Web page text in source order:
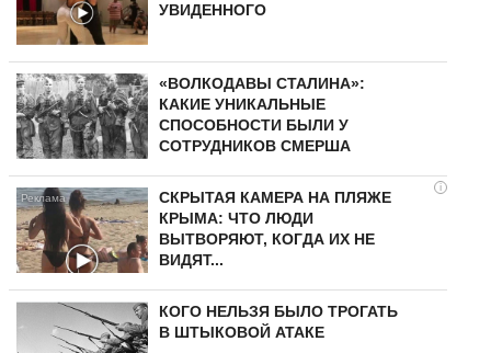
УВИДЕННОГО
«ВОЛКОДАВЫ СТАЛИНА»:
КАКИЕ УНИКАЛЬНЫЕ
СПОСОБНОСТИ БЫЛИ У
СОТРУДНИКОВ СМЕРША
i
СКРЫТАЯ КАМЕРА НА ПЛЯЖЕ
КРЫМА: ЧТО ЛЮДИ
ВЫТВОРЯЮТ, КОГДА ИХ НЕ
ВИДЯТ...
КОГО НЕЛЬЗЯ БЫЛО ТРОГАТЬ
В ШТЫКОВОЙ АТАКЕ